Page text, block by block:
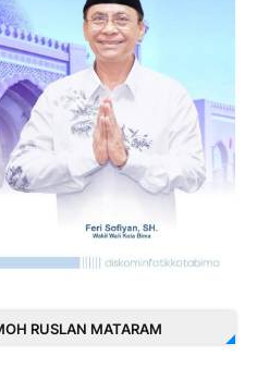
RUSLAN MATARAM